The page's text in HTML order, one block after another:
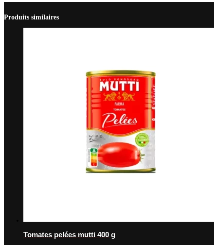
Produits similaires
Tomates pelées mutti 400 g